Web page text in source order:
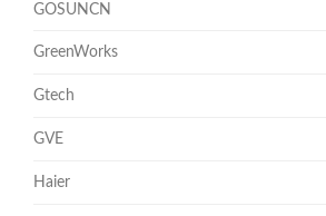
GOSUNCN
GreenWorks
Gtech
GVE
Haier